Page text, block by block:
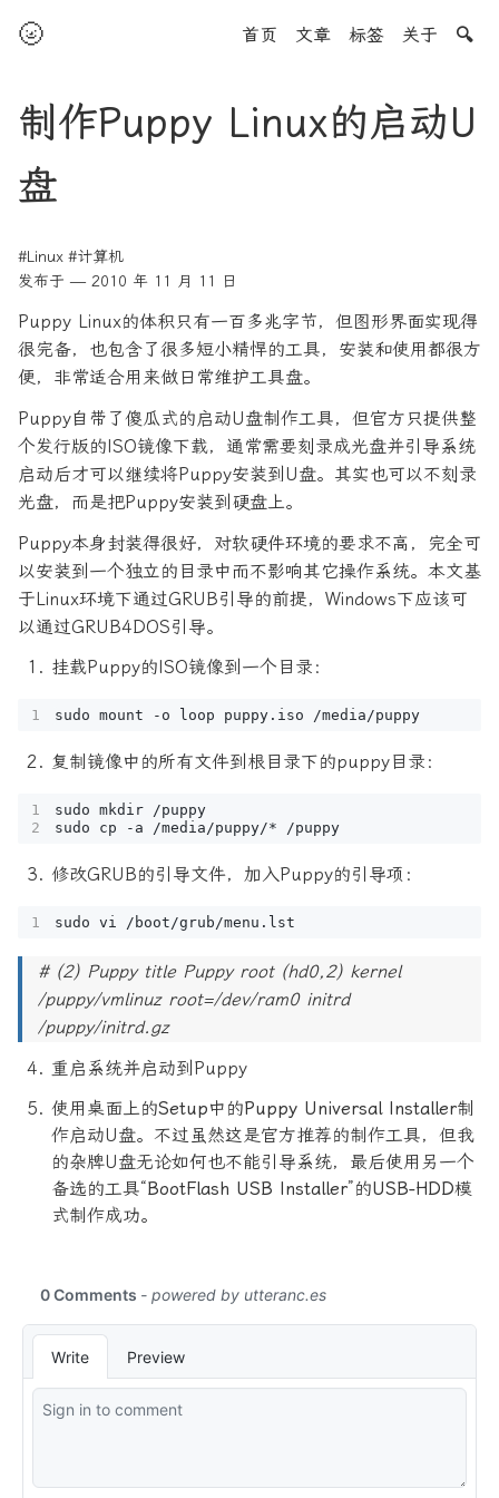
🌝 首页 文章 标签 关于 🔍
制作Puppy Linux的启动U
盘
#Linux #计算机
发布于 — 2010 年 11 月 11 日
Puppy Linux的体积只有一百多兆字节，但图形界面实现得
很完备，也包含了很多短小精悍的工具，安装和使用都很方
便，非常适合用来做日常维护工具盘。
Puppy自带了傻瓜式的启动U盘制作工具，但官方只提供整
个发行版的ISO镜像下载，通常需要刻录成光盘并引导系统
启动后才可以继续将Puppy安装到U盘。其实也可以不刻录
光盘，而是把Puppy安装到硬盘上。
Puppy本身封装得很好，对软硬件环境的要求不高，完全可
以安装到一个独立的目录中而不影响其它操作系统。本文基
于Linux环境下通过GRUB引导的前提，Windows下应该可
以通过GRUB4DOS引导。
挂载Puppy的ISO镜像到一个目录：
复制镜像中的所有文件到根目录下的puppy目录：
修改GRUB的引导文件，加入Puppy的引导项：
# (2) Puppy title Puppy root (hd0,2) kernel
/puppy/vmlinuz root=/dev/ram0 initrd
/puppy/initrd.gz
重启系统并启动到Puppy
使用桌面上的Setup中的Puppy Universal Installer制
作启动U盘。不过虽然这是官方推荐的制作工具，但我
的杂牌U盘无论如何也不能引导系统，最后使用另一个
备选的工具“BootFlash USB Installer”的USB-HDD模
式制作成功。